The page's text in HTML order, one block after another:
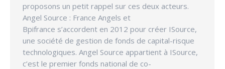
proposons un petit rappel sur ces deux acteurs.
Angel Source : France Angels et
Bpifrance s’accordent en 2012 pour créer ISource,
une société de gestion de fonds de capital-risque
technologiques. Angel Source appartient à ISource,
c’est le premier fonds national de co-